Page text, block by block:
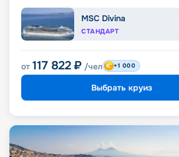
MSC Divina
СТАНДАРТ
от 117 822 ₽ /чел +1 000
Выбрать круиз